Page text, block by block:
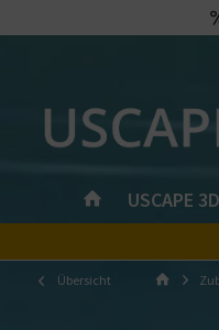
USCAPE 3D
Übersicht